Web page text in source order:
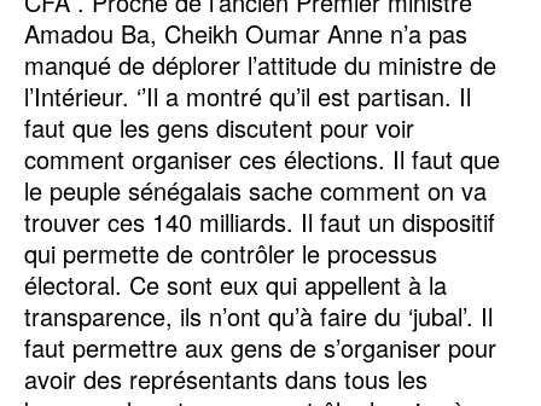
Amadou Ba, Cheikh Oumar Anne n’a pas
manqué de déplorer l’attitude du ministre de
l’Intérieur. ‘’Il a montré qu’il est partisan. Il
faut que les gens discutent pour voir
comment organiser ces élections. Il faut que
le peuple sénégalais sache comment on va
trouver ces 140 milliards. Il faut un dispositif
qui permette de contrôler le processus
électoral. Ce sont eux qui appellent à la
transparence, ils n’ont qu’à faire du ‘jubal’. Il
faut permettre aux gens de s’organiser pour
avoir des représentants dans tous les